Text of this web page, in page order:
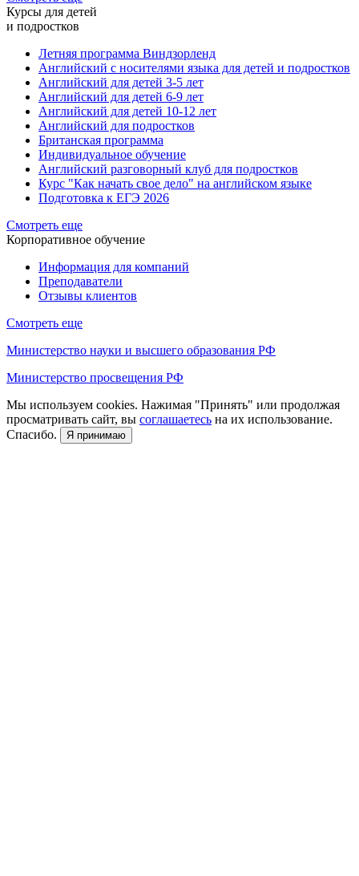
Курсы для детей
и подростков
Летняя программа Виндзорленд
Английский с носителями языка для детей и подростков
Английский для детей 3-5 лет
Английский для детей 6-9 лет
Английский для детей 10-12 лет
Английский для подростков
Британская программа
Индивидуальное обучение
Английский разговорный клуб для подростков
Курс "Как начать свое дело" на английском языке
Подготовка к ЕГЭ 2026
Смотреть еще
Корпоративное обучение
Информация для компаний
Преподаватели
Отзывы клиентов
Смотреть еще
Министерство науки и высшего образования РФ
Министерство просвещения РФ
Мы используем cookies. Нажимая "Принять" или продолжая
просматривать сайт, вы соглашаетесь на их использование.
Спасибо.
Я принимаю